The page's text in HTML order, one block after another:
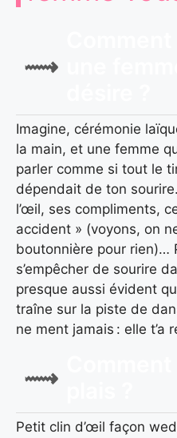
Imagine, cérémonie
la main, et une femme
parler comme si tout le
dépendait de ton
l’œil, ses compliments,
accident » (voyons, on
boutonnière pour rien)…
s’empêcher de sourire
presque aussi évident
traîne sur la piste de
ne ment jamais : elle t’a
Petit clin d’œil façon